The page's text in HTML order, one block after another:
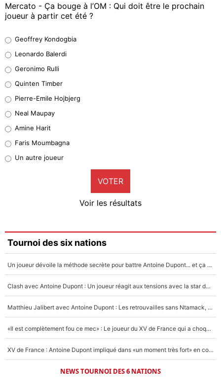
Mercato - Ça bouge à l’OM : Qui doit être le prochain
joueur à partir cet été ?
38%
32%
5%
1%
9%
Faris Moumbagna
4%
Un autre joueur
5%
Geoffrey Kondogbia
Leonardo Balerdi
Geronimo Rulli
Quinten Timber
Pierre-Emile Hojbjerg
Neal Maupay
Amine Harit
Faris Moumbagna
Un autre joueur
VOTER
Voir les résultats
Tournoi des six nations
Un joueur dévoile la méthode secrète pour battre Antoine Dupont... et ça marche !
Clash avec Antoine Dupont : Un joueur réagit aux tensions avec la star du XV de France !
Matthieu Jalibert avec Antoine Dupont : Les retrouvailles sans Ntamack, «il y a eu des discussions»
«Il est complètement fou ce mec» : Le joueur du XV de France qui a choqué Matthieu Jalibert !
XV de France : Antoine Dupont impliqué dans «un moment très fort» en coulisses
NEWS TOURNOI DES 6 NATIONS